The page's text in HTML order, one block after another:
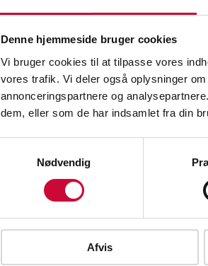
Denne hjemmeside bruger cookies
Vi bruger cookies til at tilpasse vores
vores trafik. Vi deler også oplysninger
annonceringspartnere og
dem, eller som de har indsamlet fra din
Nødvendig
Afvis
Sign up for our newsletter and